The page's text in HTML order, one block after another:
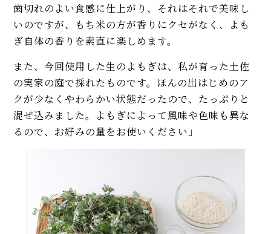
歯切れのよい食感に仕上がり、それはそれで美味し
いのですが、もち米の方が香りにクセがなく、よも
ぎ自体の香りを素直に楽しめます。
また、今回使用した生のよもぎは、私が育った土佐
の実家の庭で採れたものです。ほんの出はじめのア
クが少なくやわらかい状態だったので、たっぷりと
混ぜ込みました。よもぎによって風味や色味も異な
るので、お好みの量をお使いください」